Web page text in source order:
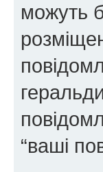
можуть
“ваші